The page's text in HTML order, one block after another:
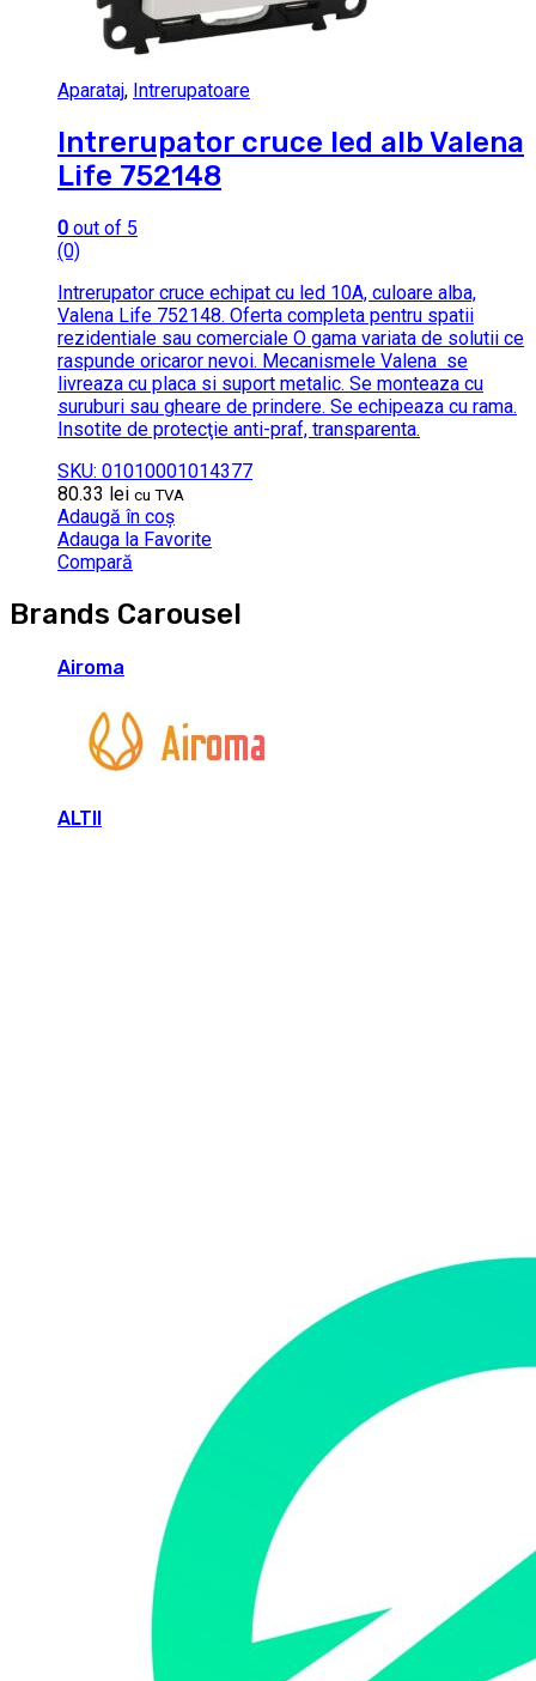
Aparataj, Intrerupatoare
Intrerupator cruce led alb Valena
Life 752148
0 out of 5
(0)
Intrerupator cruce echipat cu led 10A, culoare alba,
Valena Life 752148. Oferta completa pentru spatii
rezidentiale sau comerciale O gama variata de solutii ce
raspunde oricaror nevoi. Mecanismele Valena se
livreaza cu placa si suport metalic. Se monteaza cu
suruburi sau gheare de prindere. Se echipeaza cu rama.
Insotite de protecţie anti-praf, transparenta.
SKU: 01010001014377
80.33 lei cu TVA
Adaugă în coș
Adauga la Favorite
Compară
Brands Carousel
Airoma
ALTII